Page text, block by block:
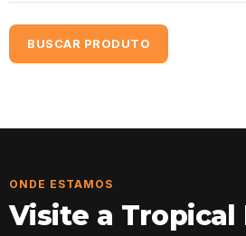
BUSCAR PRODUTO
ONDE ESTAMOS
Visite a Tropical